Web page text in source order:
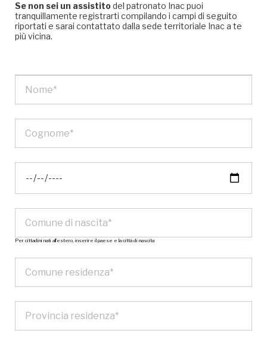
Se non sei un assistitodel patronato Inac puoi
tranquillamente registrarti compilando i campi di seguito
riportati e sarai contattato dalla sede territoriale Inac a te
più vicina.
Per cittadini nati all’estero, inserire il paese e la città di nascita